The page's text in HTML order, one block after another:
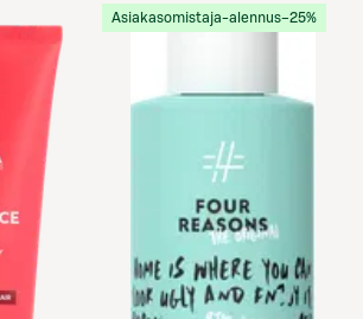
Asiakasomistaja-alennus−25%